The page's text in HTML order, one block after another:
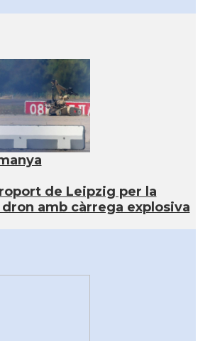
de Leipzig per la
amb càrrega explosiva